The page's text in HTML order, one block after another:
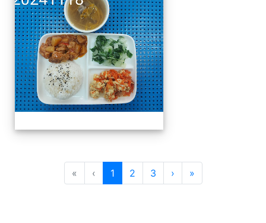
« ‹ 1(current)
2 3 › »